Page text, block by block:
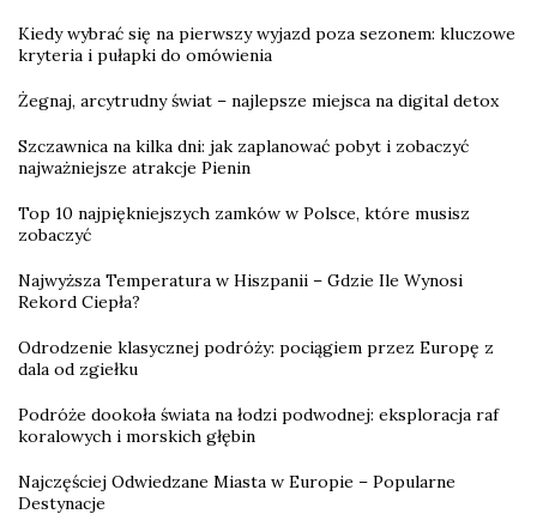
Kiedy wybrać się na pierwszy wyjazd poza sezonem: kluczowe
kryteria i pułapki do omówienia
Żegnaj, arcytrudny świat – najlepsze miejsca na digital detox
Szczawnica na kilka dni: jak zaplanować pobyt i zobaczyć
najważniejsze atrakcje Pienin
Top 10 najpiękniejszych zamków w Polsce, które musisz
zobaczyć
Najwyższa Temperatura w Hiszpanii – Gdzie Ile Wynosi
Rekord Ciepła?
Odrodzenie klasycznej podróży: pociągiem przez Europę z
dala od zgiełku
Podróże dookoła świata na łodzi podwodnej: eksploracja raf
koralowych i morskich głębin
Najczęściej Odwiedzane Miasta w Europie – Popularne
Destynacje